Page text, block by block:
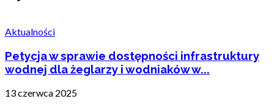
Aktualności
Petycja w sprawie dostępności infrastruktury
wodnej dla żeglarzy i wodniaków w...
13 czerwca 2025